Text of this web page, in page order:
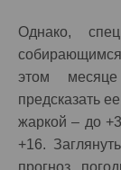
Однако,
этом
предсказать
жаркой – до
+16.
прогноз